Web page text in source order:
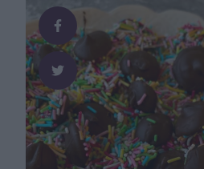
HÄR Smält chokladen i en skål
bananen …